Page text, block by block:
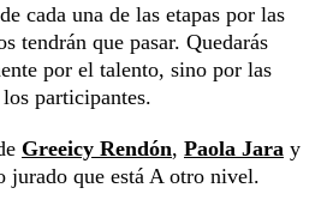
cada una de las etapas por las
tendrán que pasar. Quedarás
por el talento, sino por las
participantes.
Greeicy Rendón, Paola Jara y
jurado que está A otro nivel.